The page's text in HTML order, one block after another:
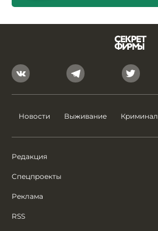
Новости Выживание Криминал
Редакция
Спецпроекты
Реклама
RSS